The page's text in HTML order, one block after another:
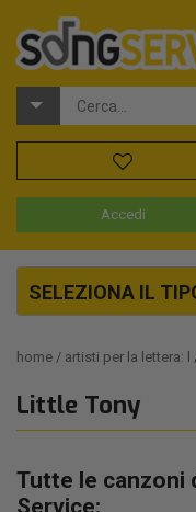
Accedi
SELEZIONA IL
home artisti per la lettera: l
Little Tony
Tutte le canzoni
Service: